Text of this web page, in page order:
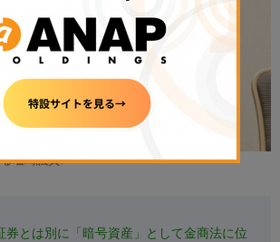
塩崎議員〉
券とは別に「暗号資産」として金商法に位